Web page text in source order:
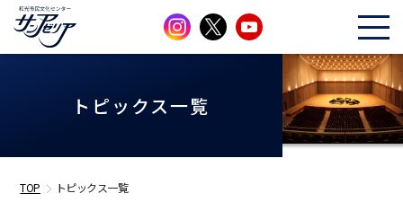
トピックス一覧
TOP トピックス一覧